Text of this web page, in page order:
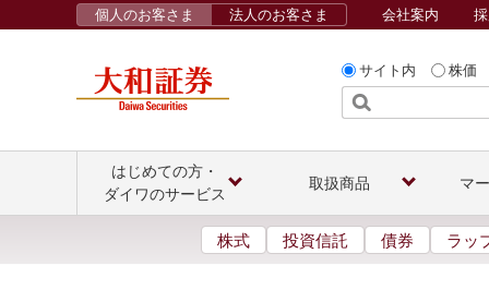
サイト内 株価
個人のお客さま 法人のお客さま 会社案内
はじめての方・
ダイワのサービス
取扱商品 マ
株式 投資信託 債券 ラッ